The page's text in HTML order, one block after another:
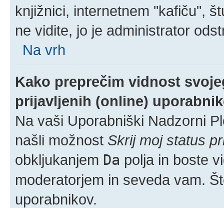
knjižnici, internetnem "kafiču",
ne vidite, jo je administrator
Na vrh
Kako preprečim vidnost
prijavljenih (online)
Na vaši Uporabniški Nadzorni
našli možnost Skrij moj status
obkljukanjem Da polja in boste
moderatorjem in seveda vam.
uporabnikov.